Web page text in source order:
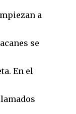
a
se
En el